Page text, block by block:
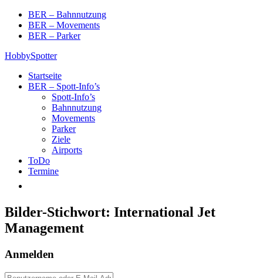
Skip
content
BER – Bahnnutzung
BER – Movements
BER – Parker
HobbySpotter
Startseite
BER – Spott-Info’s
Spott-Info’s
Bahnnutzung
Movements
Parker
Ziele
Airports
ToDo
Termine
Bilder-Stichwort: International Jet
Management
Anmelden